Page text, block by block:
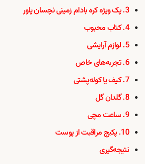
3. پک ویژه کره بادام زمینی نچسان پاور
4. کتاب محبوب
5. لوازم آرایشی
6. تجربه‌های خاص
7. کیف یا کوله‌پشتی
8. گلدان گل
9. ساعت مچی
10. پکیج مراقبت از پوست
نتیجه‌گیری